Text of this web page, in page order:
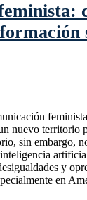
nuevo territorio
sin embargo,
y
en